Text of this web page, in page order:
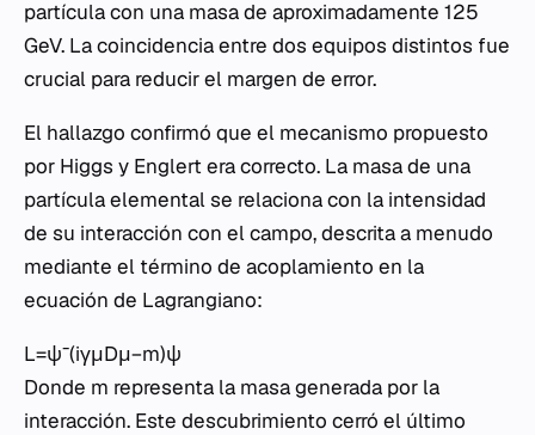
partícula con una masa de aproximadamente 125
GeV. La coincidencia entre dos equipos distintos fue
crucial para reducir el margen de error.
El hallazgo confirmó que el mecanismo propuesto
por Higgs y Englert era correcto. La masa de una
partícula elemental se relaciona con la intensidad
de su interacción con el campo, descrita a menudo
mediante el término de acoplamiento en la
ecuación de Lagrangiano:
L=ψˉ​(iγμDμ​−m)ψ
Donde m representa la masa generada por la
interacción. Este descubrimiento cerró el último